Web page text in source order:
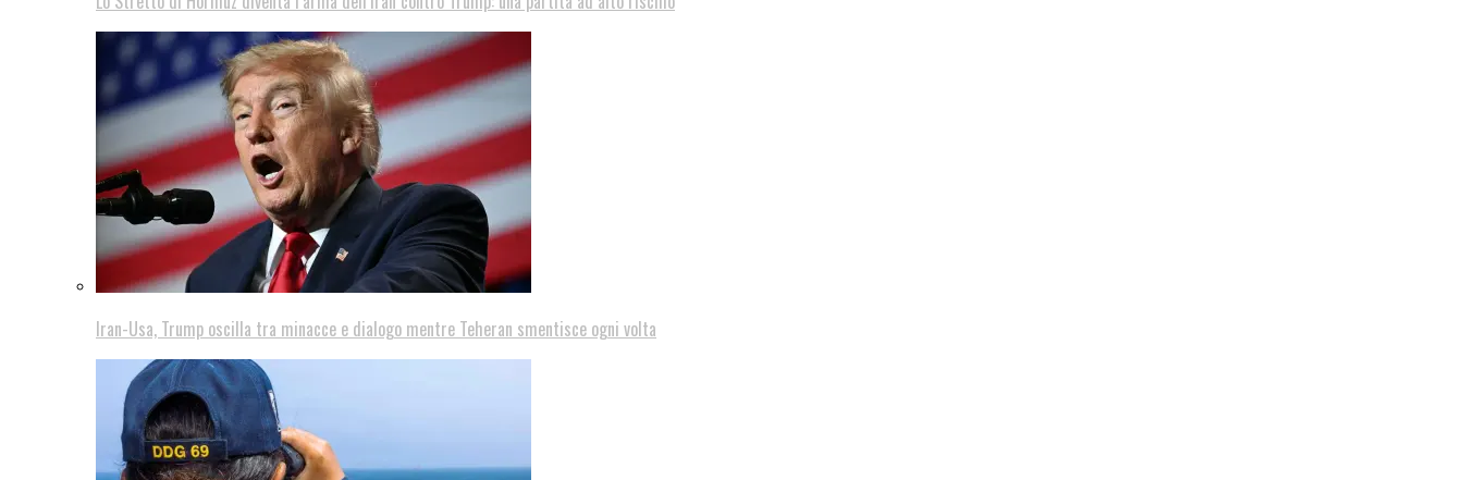
Iran-Usa, Trump oscilla tra minacce e dialogo mentre Teheran smentisce ogni volta